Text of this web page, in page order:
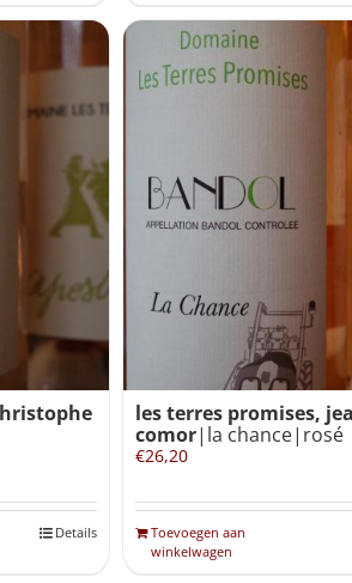
Details
les terres promises,
comor|la chance|rosé
€26,20
Toevoegen aan
winkelwagen